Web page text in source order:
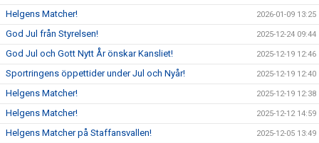
Helgens Matcher! 2026-01-09 13:25
God Jul från Styrelsen! 2025-12-24 09:44
God Jul och Gott Nytt År önskar Kansliet! 2025-12-19 12:46
Sportringens öppettider under Jul och Nyår! 2025-12-19 12:40
Helgens Matcher! 2025-12-19 12:38
Helgens Matcher! 2025-12-12 14:59
Helgens Matcher på Staffansvallen! 2025-12-05 13:49